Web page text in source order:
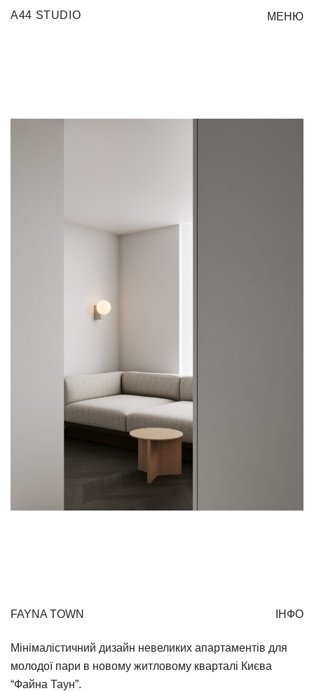
A44 STUDIO МЕНЮ
ІНФО
FAYNA TOWN
Мінімалістичний дизайн невеликих апартаментів для
молодої пари в новому житловому кварталі Києва
“Файна Таун”.